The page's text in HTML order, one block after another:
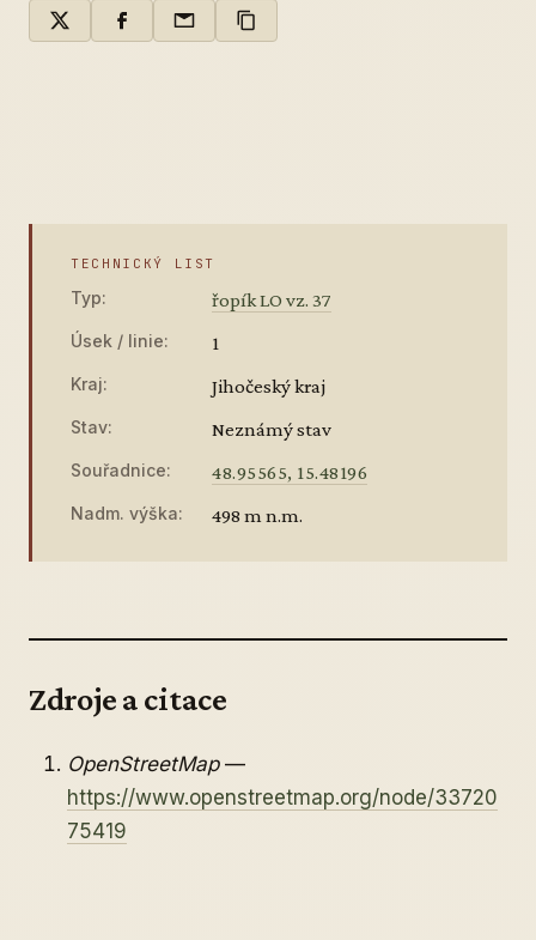
TECHNICKÝ LIST
Typ: řopík LO vz. 37
Úsek / linie: 1
Kraj: Jihočeský kraj
Stav: Neznámý stav
Souřadnice: 48.95565, 15.48196
Nadm. výška: 498 m n.m.
Zdroje a citace
OpenStreetMap—
https://www.openstreetmap.org/node/33720
75419